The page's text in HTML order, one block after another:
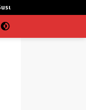
Bangun Masjid,Satgas